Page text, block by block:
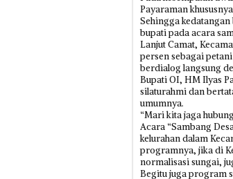
Payaraman
Sehingga
bupati pada acara
Lanjut Camat,
persen sebagai
berdialog langsung
Bupati OI, HM Ilyas
silaturahmi dan
umumnya.
“Mari kita jaga
Acara “Sambang
kelurahan dalam
programnya, jika di
normalisasi sungai,
Begitu juga program